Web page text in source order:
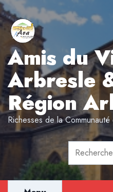
Aller
au
contenu
Amis du
Arbresle
Région
Richesses de la
Rechercher :